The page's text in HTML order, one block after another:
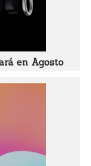
en Agosto